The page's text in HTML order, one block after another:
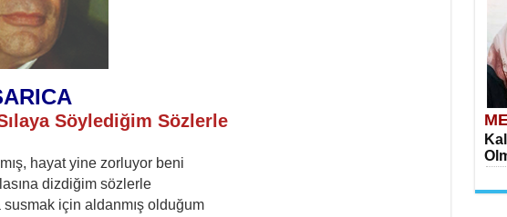
Söylediğim Sözlerle
hayat yine zorluyor beni
dizdiğim sözlerle
susmak için aldanmış olduğum